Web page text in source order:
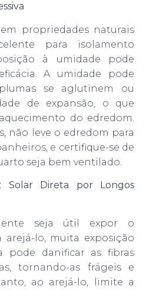
propriedades naturais
para isolamento
à umidade pode
A umidade pode
se aglutinem ou
de expansão, o que
do edredom.
não leve o edredom para
e certifique-se de
seja bem ventilado.
Direta por Longos
seja útil expor o
arejá-lo, muita exposição
pode danificar as fibras
tornando-as frágeis e
ao arejá-lo, limite a